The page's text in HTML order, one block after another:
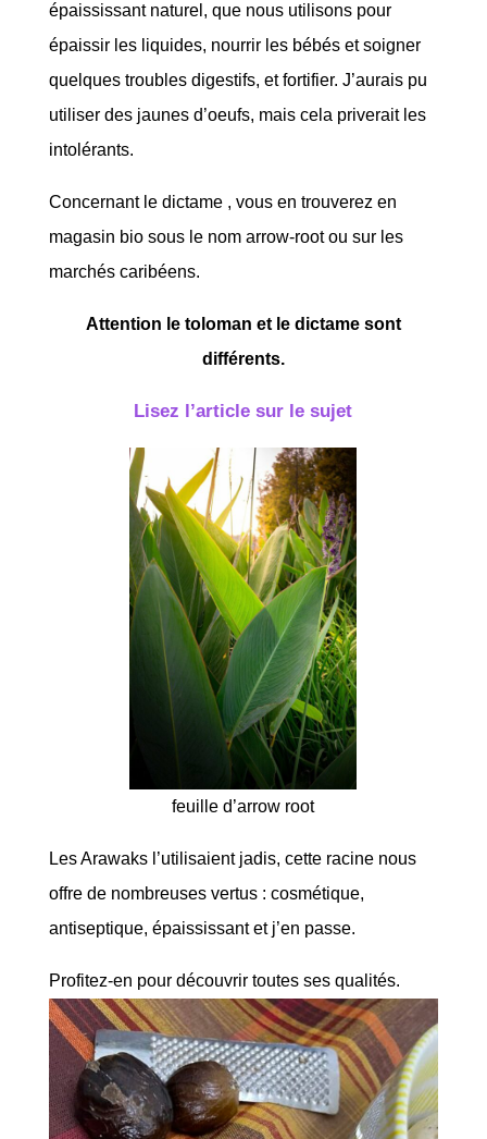
épaississant naturel, que nous utilisons pour
épaissir les liquides, nourrir les bébés et soigner
quelques troubles digestifs, et fortifier. J’aurais pu
utiliser des jaunes d’oeufs, mais cela priverait les
intolérants.
Concernant le dictame , vous en trouverez en
magasin bio sous le nom arrow-root ou sur les
marchés caribéens.
Attention le toloman et le dictame sont
différents.
Lisez l’article sur le sujet
feuille d’arrow root
Les Arawaks l’utilisaient jadis, cette racine nous
offre de nombreuses vertus : cosmétique,
antiseptique, épaississant et j’en passe.
Profitez-en pour découvrir toutes ses qualités.